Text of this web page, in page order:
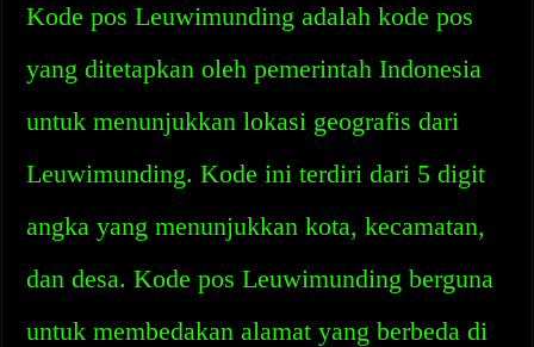
Kode pos Leuwimunding adalah kode pos
yang ditetapkan oleh pemerintah Indonesia
untuk menunjukkan lokasi geografis dari
Leuwimunding. Kode ini terdiri dari 5 digit
angka yang menunjukkan kota, kecamatan,
dan desa. Kode pos Leuwimunding berguna
untuk membedakan alamat yang berbeda di